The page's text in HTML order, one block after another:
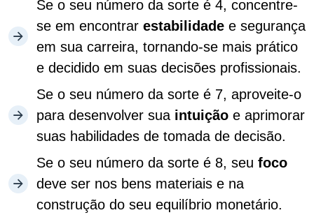
Se o seu número da sorte é 4, concentre-
se em encontrar estabilidade e segurança
em sua carreira, tornando-se mais prático
e decidido em suas decisões profissionais.
Se o seu número da sorte é 7, aproveite-o
para desenvolver sua intuição e aprimorar
suas habilidades de tomada de decisão.
Se o seu número da sorte é 8, seu foco
deve ser nos bens materiais e na
construção do seu equilíbrio monetário.